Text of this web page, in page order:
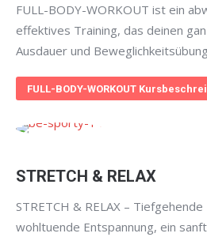
FULL-BODY-WORKOUT ist ein
effektives Training, das deinen
Ausdauer und
FULL-BODY-WORKOUT
STRETCH & RELAX
STRETCH & RELAX –
wohltuende Entspannung, ein